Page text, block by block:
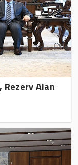
Rezerv Alan